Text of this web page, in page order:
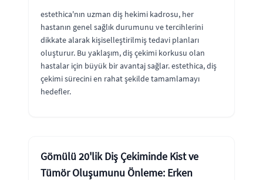
estethica'nın uzman diş hekimi kadrosu, her
hastanın genel sağlık durumunu ve tercihlerini
dikkate alarak kişiselleştirilmiş tedavi planları
oluşturur. Bu yaklaşım, diş çekimi korkusu olan
hastalar için büyük bir avantaj sağlar. estethica, diş
çekimi sürecini en rahat şekilde tamamlamayı
hedefler.
Gömülü 20'lik Diş Çekiminde Kist ve
Tümör Oluşumunu Önleme: Erken